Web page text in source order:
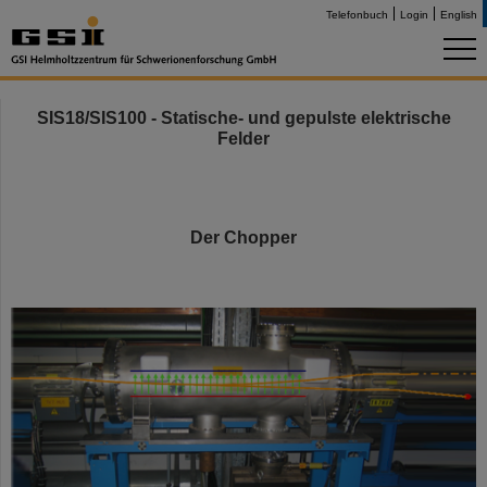
Telefonbuch Login English
SIS18/SIS100 - Statische- und gepulste elektrische
Felder
Der Chopper